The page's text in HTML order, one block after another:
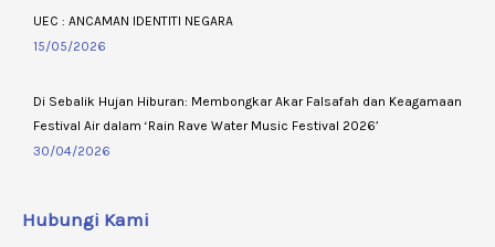
UEC : ANCAMAN IDENTITI NEGARA
15/05/2026
Di Sebalik Hujan Hiburan: Membongkar Akar Falsafah dan Keagamaan
Festival Air dalam ‘Rain Rave Water Music Festival 2026’
30/04/2026
Hubungi Kami